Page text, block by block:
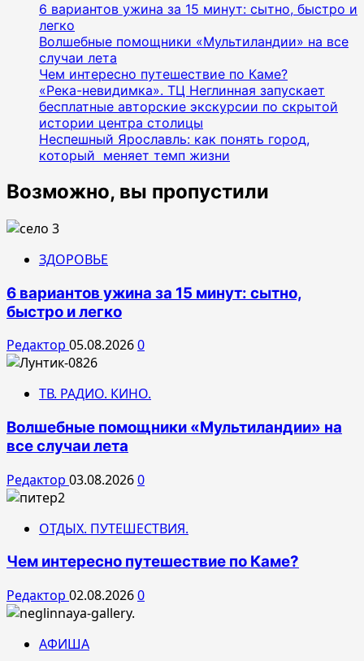
6 вариантов ужина за 15 минут: сытно, быстро и
легко
Волшебные помощники «Мультиландии» на все
случаи лета
Чем интересно путешествие по Каме?
«Река-невидимка». ТЦ Неглинная запускает
бесплатные авторские экскурсии по скрытой
истории центра столицы
Неспешный Ярославль: как понять город,
который меняет темп жизни
Возможно, вы пропустили
ЗДОРОВЬЕ
6 вариантов ужина за 15 минут: сытно,
быстро и легко
Редактор 05.08.20260
ТВ. РАДИО. КИНО.
Волшебные помощники «Мультиландии» на
все случаи лета
Редактор 03.08.20260
ОТДЫХ. ПУТЕШЕСТВИЯ.
Чем интересно путешествие по Каме?
Редактор 02.08.20260
АФИША